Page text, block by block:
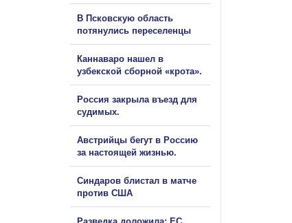
В Псковскую область
потянулись переселенцы
Каннаваро нашел в
узбекской сборной «крота».
Россия закрыла въезд для
судимых.
Австрийцы бегут в Россию
за настоящей жизнью.
Синдаров блистал в матче
против США